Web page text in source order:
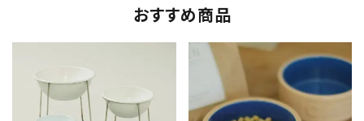
おすすめ商品